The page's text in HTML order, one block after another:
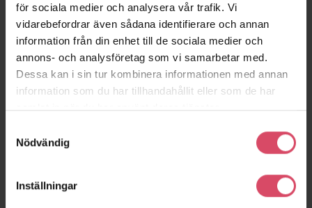
för sociala medier och analysera vår trafik. Vi
vidarebefordrar även sådana identifierare och annan
information från din enhet till de sociala medier och
annons- och analysföretag som vi samarbetar med.
Dessa kan i sin tur kombinera informationen med annan
information som du har tillhandahållit eller som de har
samlat in när du har använt deras tjänster.
Nödvändig
Inställningar
BRA Bygg kontor
Göteborg
SeaU
Helsingborg